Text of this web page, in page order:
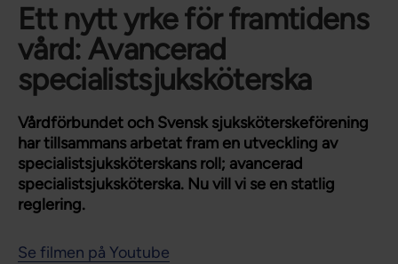
Ett nytt yrke för framtidens
vård: Avancerad
specialistsjuksköterska
Vårdförbundet och Svensk sjuksköterskeförening
har tillsammans arbetat fram en utveckling av
specialistsjuksköterskans roll; avancerad
specialistsjuksköterska. Nu vill vi se en statlig
reglering.
Se filmen på Youtube